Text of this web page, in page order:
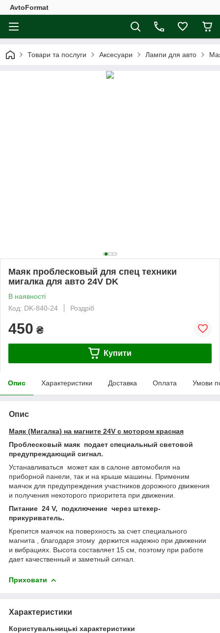
AvtoFormat
Товари та послуги Аксесуари Лампи для авто
Маяк проблесковый для спец техники
мигалка для авто 24V DK
В наявності
Код: DK-840-24
Роздріб
450 ₴
Купити
Опис Характеристики Доставка Оплата Умови
Опис
Маяк (Мигалка) на магните 24V с мотором красная
Проблесковый маяк подает специальный световой
предупреждающий сигнал.
Устанавливаться может как в салоне автомобиля на
приборной панели, так и на крыше машины. Применим
маячок для предупреждения участников дорожного движения
и получения некоторого приоритета при движении.
Питание 24 V, подключение через штекер-
прикуриватель.
Крепится маячок на поверхность за счет специального
магнита , благодаря этому держится надежно при движении
и вибрациях. Высота составляет 15 см, поэтому при работе
дает качественный и заметный сигнал.
Приховати
Характеристики
Користувальницькі характеристики